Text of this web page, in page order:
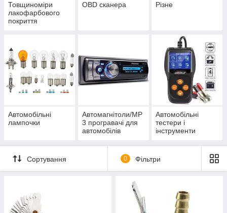
Товщиноміри
лакофарбового
покриття
OBD сканера Різне
Автомобільні
лампочки
Автомагнітоли/MP
3 програвачі для
автомобілів
Автомобільні
тестери і
інструменти
Сортування 0 Фільтри